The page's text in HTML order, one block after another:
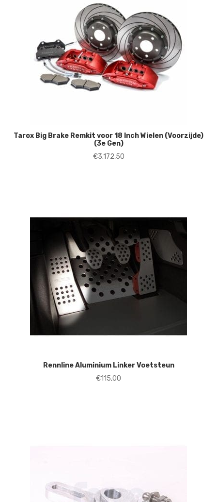
Tarox Big Brake Remkit voor 18 Inch Wielen (Voorzijde)
(3e Gen)
€3.172,50
Rennline Aluminium Linker Voetsteun
€115,00